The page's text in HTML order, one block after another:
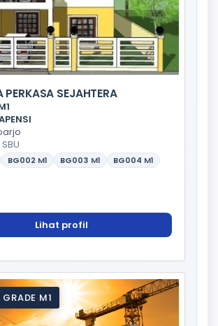
PERKASA SEJAHTERA
BG002 M1 BG003 M1 BG004 M1
Lihat profil
GRADE M1